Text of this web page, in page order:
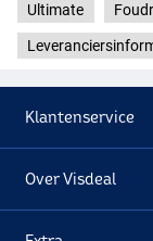
Ultimate
Klantenservice
Over Visdeal